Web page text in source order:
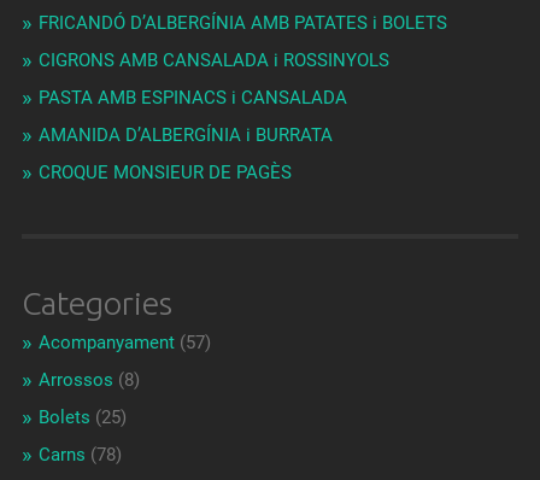
FRICANDÓ D’ALBERGÍNIA AMB PATATES i BOLETS
CIGRONS AMB CANSALADA i ROSSINYOLS
PASTA AMB ESPINACS i CANSALADA
AMANIDA D’ALBERGÍNIA i BURRATA
CROQUE MONSIEUR DE PAGÈS
Categories
Acompanyament(57)
Arrossos (8)
Bolets (25)
Carns (78)